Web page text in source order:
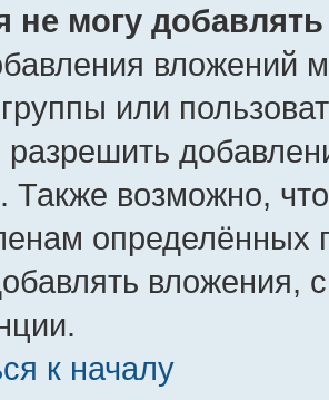
не могу
вложений
или
разрешить
возможно,
определённых
вложения,
к началу